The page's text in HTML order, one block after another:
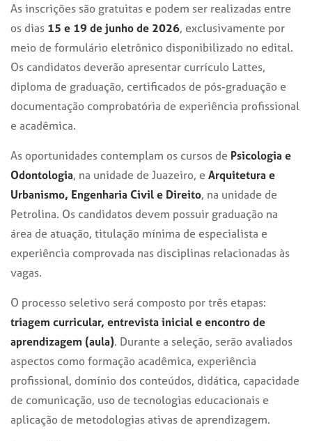
As inscrições são gratuitas e podem ser realizadas entre
os dias 15 e 19 de junho de 2026, exclusivamente por
meio de formulário eletrônico disponibilizado no edital.
Os candidatos deverão apresentar currículo Lattes,
diploma de graduação, certificados de pós-graduação e
documentação comprobatória de experiência profissional
e acadêmica.
As oportunidades contemplam os cursos de Psicologia e
Odontologia, na unidade de Juazeiro, eArquitetura e
Urbanismo, Engenharia Civil e Direito, na unidade de
Petrolina. Os candidatos devem possuir graduação na
área de atuação, titulação mínima de especialista e
experiência comprovada nas disciplinas relacionadas às
vagas.
O processo seletivo será composto por três etapas:
triagem curricular, entrevista inicial e encontro de
aprendizagem (aula). Durante a seleção, serão avaliados
aspectos como formação acadêmica, experiência
profissional, domínio dos conteúdos, didática, capacidade
de comunicação, uso de tecnologias educacionais e
aplicação de metodologias ativas de aprendizagem.